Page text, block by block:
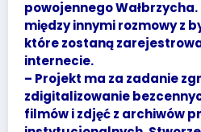
powojennego
między innymi rozmowy z
które zostaną
internecie.
– Projekt ma za zadanie
zdigitalizowanie
filmów i zdjęć z archiwów